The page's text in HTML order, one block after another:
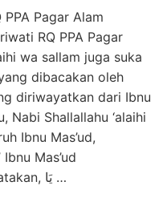
PPA Pagar Alam
RQ PPA Pagar
wa sallam juga suka
dibacakan oleh
diriwayatkan dari Ibnu
Nabi Shallallahu ‘alaihi
Ibnu Mas’ud,
Mas’ud
Radhiyallahu ‘anhu mengatakan, يَا …